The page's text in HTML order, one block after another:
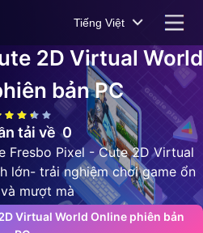
Tiếng Việt
2D Virtual World
bản PC
tải về 0
Fresbo Pixel - Cute 2D Virtual
lớn- trải nghiệm chơi game ổn
mượt mà
Virtual World Online phiên bản